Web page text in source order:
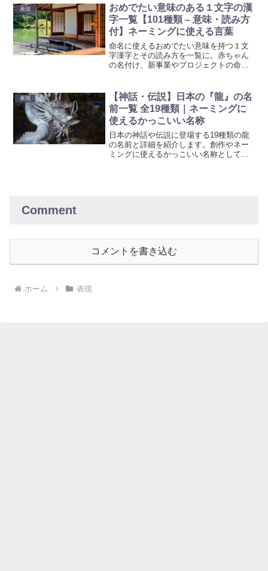
表現
おめでたい意味のある１文字の漢
字一覧【101種類 – 意味・読み方
付】ネーミングに使える言葉
命名に使えるおめでたい意味を持つ１文
字漢字とその読み方を一覧に。赤ちゃん
の名付け、新事業やプロジェクトの命名
けましょう。
表現
【神話・伝説】日本の『龍』の名
前一覧 全19種類｜ネーミングに
使えるかっこいい名称
日本の神話や伝説に登場する19種類の龍
の名前と詳細を紹介します。創作やネー
ミングに使えるかっこいい名称としても
Comment
コメントを書き込む
ホーム 表現